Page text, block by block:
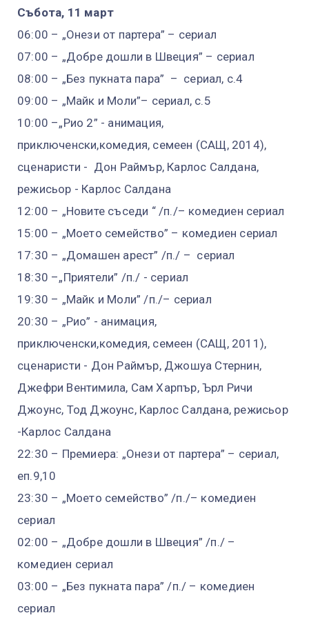
Събота, 11 март
06:00 – „Онези от партера” – сериал
07:00 – „Добре дошли в Швеция” – сериал
08:00 – „Без пукната пара” – сериал, с.4
09:00 – „Майк и Моли”– сериал, с.5
10:00 –„Рио 2” - анимация,
приключенски,комедия, семеен (САЩ, 2014),
сценаристи - Дон Раймър, Карлос Салдана,
режисьор - Карлос Салдана
12:00 – „Новите съседи “ /п./– комедиен сериал
15:00 – „Моето семейство” – комедиен сериал
17:30 – „Домашен арест” /п./ – сериал
18:30 –„Приятели” /п./ - сериал
19:30 – „Майк и Моли” /п./– сериал
20:30 – „Рио” - анимация,
приключенски,комедия, семеен (САЩ, 2011),
сценаристи - Дон Раймър, Джошуа Стернин,
Джефри Вентимила, Сам Харпър, Ърл Ричи
Джоунс, Тод Джоунс, Карлос Салдана, режисьор
-Карлос Салдана
22:30 – Премиера: „Онези от партера” – сериал,
еп.9,10
23:30 – „Моето семейство” /п./– комедиен
сериал
02:00 – „Добре дошли в Швеция” /п./ –
комедиен сериал
03:00 – „Без пукната пара” /п./ – комедиен
сериал